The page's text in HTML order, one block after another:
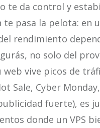
te da control y
pasa la pelota: en
rendimiento
no solo del
vive picos de
Sale, Cyber
fuerte), es
donde un VPS